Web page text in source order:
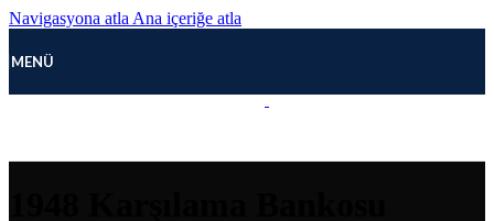
Navigasyona atla Ana içeriğe atla
MENÜ